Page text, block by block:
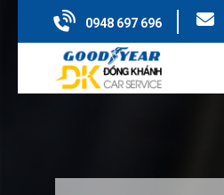
0948 697 696